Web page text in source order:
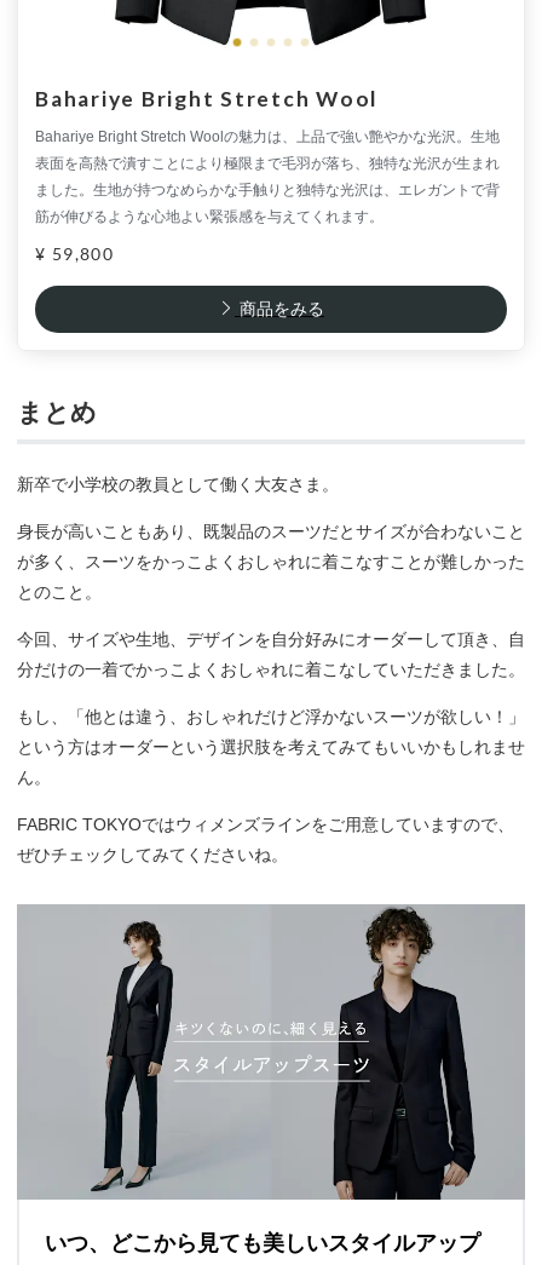
Bahariye Bright Stretch Wool
Bahariye Bright Stretch Woolの魅力は、上品で強い艶やかな光沢。生地
表面を高熱で潰すことにより極限まで毛羽が落ち、独特な光沢が生まれ
ました。生地が持つなめらかな手触りと独特な光沢は、エレガントで背
筋が伸びるような心地よい緊張感を与えてくれます。
¥ 59,800
商品をみる
まとめ
新卒で小学校の教員として働く大友さま。
身長が高いこともあり、既製品のスーツだとサイズが合わないこと
が多く、スーツをかっこよくおしゃれに着こなすことが難しかった
とのこと。
今回、サイズや生地、デザインを自分好みにオーダーして頂き、自
分だけの一着でかっこよくおしゃれに着こなしていただきました。
もし、「他とは違う、おしゃれだけど浮かないスーツが欲しい！」
という方はオーダーという選択肢を考えてみてもいいかもしれませ
ん。
FABRIC TOKYOではウィメンズラインをご用意していますので、
ぜひチェックしてみてくださいね。
いつ、どこから見ても美しいスタイルアップ